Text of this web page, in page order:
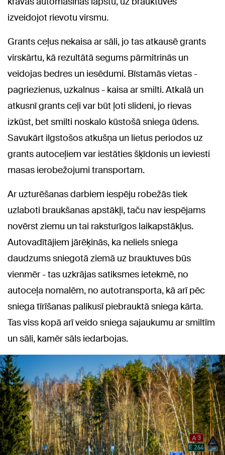
izveidojot rievotu virsmu.
Grants ceļus nekaisa ar sāli, jo tas atkausē grants
virskārtu, kā rezultātā segums pārmitrinās un
veidojas bedres un iesēdumi. Bīstamās vietas -
pagriezienus, uzkalnus - kaisa ar smilti. Atkalā un
atkusnī grants ceļi var būt ļoti slideni, jo rievas
izkūst, bet smilti noskalo kūstošā sniega ūdens.
Savukārt ilgstošos atkušņa un lietus periodos uz
grants autoceļiem var iestāties šķīdonis un ieviesti
masas ierobežojumi transportam.
Ar uzturēšanas darbiem iespēju robežās tiek
uzlaboti braukšanas apstākļi, taču nav iespējams
novērst ziemu un tai raksturīgos laikapstākļus.
Autovadītājiem jārēķinās, ka neliels sniega
daudzums sniegotā ziemā uz brauktuves būs
vienmēr - tas uzkrājas satiksmes ietekmē, no
autoceļa nomalēm, no autotransporta, kā arī pēc
sniega tīrīšanas palikusī piebrauktā sniega kārta.
Tas viss kopā arī veido sniega sajaukumu ar smiltīm
un sāli, kamēr sāls iedarbojas.